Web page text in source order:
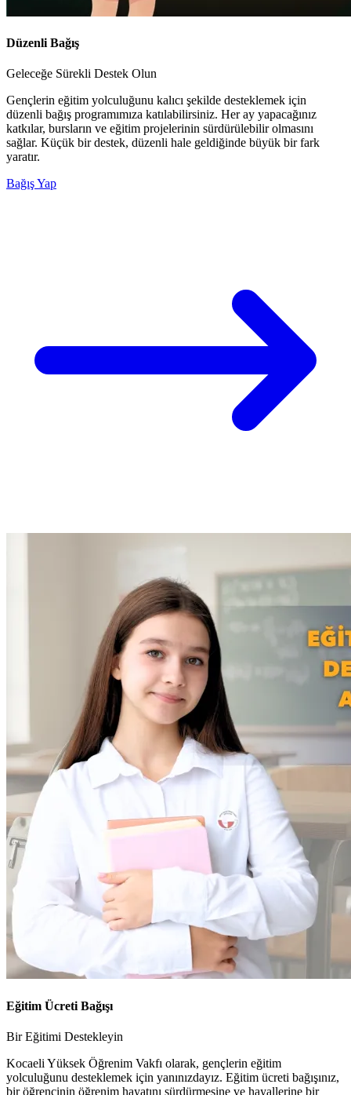
Düzenli Bağış
Geleceğe Sürekli Destek Olun
Gençlerin eğitim yolculuğunu kalıcı şekilde desteklemek için
düzenli bağış programımıza katılabilirsiniz. Her ay yapacağınız
katkılar, bursların ve eğitim projelerinin sürdürülebilir olmasını
sağlar. Küçük bir destek, düzenli hale geldiğinde büyük bir fark
yaratır.
Bağış Yap
Eğitim Ücreti Bağışı
Bir Eğitimi Destekleyin
Kocaeli Yüksek Öğrenim Vakfı olarak, gençlerin eğitim
yolculuğunu desteklemek için yanınızdayız. Eğitim ücreti bağışınız,
bir öğrencinin öğrenim hayatını sürdürmesine ve hayallerine bir